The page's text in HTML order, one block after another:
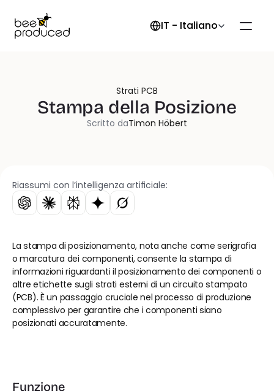
Strati PCB
Stampa della Posizione
Scritto daTimon Höbert
Riassumi con l’intelligenza artificiale:
La stampa di posizionamento, nota anche come serigrafia
o marcatura dei componenti, consente la stampa di
informazioni riguardanti il posizionamento dei componenti o
altre etichette sugli strati esterni di un circuito stampato
(PCB). È un passaggio cruciale nel processo di produzione
complessivo per garantire che i componenti siano
posizionati accuratamente.
Funzione
Select Language
IT - Italiano